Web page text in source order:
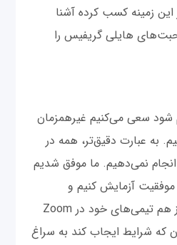
زمینه کسب کرده آشنا
هایلی گریفیس را
شود سعی می‌کنیم غیرهمزمان
به عبارت دقیق‌تر، همه در
نمی‌دهیم. ما موفق شدیم
آزمایش کنیم و
جلسات زنده را با خیلی از هم تیمی‌های خود در Zoom
که شرایط ایجاب کند به سراغ